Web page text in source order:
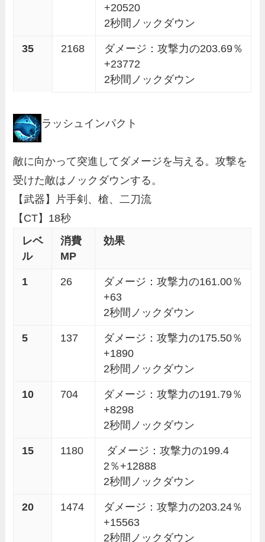
+20520
2秒間ノックダウン
35 2168
ダメージ：攻撃力の203.69％
+23772
2秒間ノックダウン
ラッシュインパクト
敵に向かって突進してダメージを与える。攻撃を
受けた敵はノックダウンする。
【武器】片手剣、槍、二刀流
【CT】18秒
レベ
ル
消費
MP
効果
1 26
ダメージ：攻撃力の161.00％
+63
2秒間ノックダウン
5 137
ダメージ：攻撃力の175.50％
+1890
2秒間ノックダウン
10 704
ダメージ：攻撃力の191.79％
+8298
2秒間ノックダウン
15 1180
ダメージ：攻撃力の199.4
2％+12888
2秒間ノックダウン
20 1474
ダメージ：攻撃力の203.24％
+15563
2秒間ノックダウン